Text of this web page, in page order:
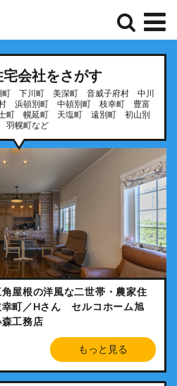
宅会社をさがす
下川町 美深町 音威子府村 中川
浜頓別町 中頓別町 枝幸町 豊富
町 幌延町 天塩町 遠別町 初山別
幌町など
ンビュー&巨大水槽&超省エネ
内市Ｉ邸/小山内建設
もっと見る
屋根の洋風な二世帯・農家住
町／Hさん セルコホーム旭
工務店
もっと見る
可愛い家/枝幸町Ｓ邸/ セルコ
川・小森工務店
もっと見る
と子育て環境重視の平屋住
町・Ｎ邸 小山内建設
もっと見る
デザインの平屋住宅 稚内Ｙ
内建設
もっと見る